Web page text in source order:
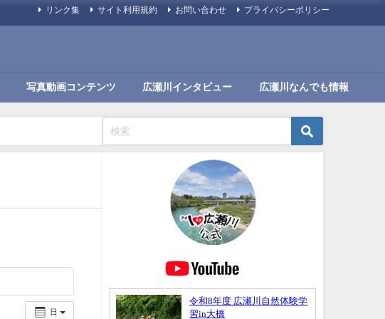
リンク集 サイト利用規約 お問い合わせ プライバシーポリシー
写真動画コンテンツ 広瀬川インタビュー 広瀬川なんでも情報
日